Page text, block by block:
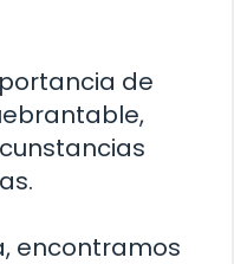
de
encontramos